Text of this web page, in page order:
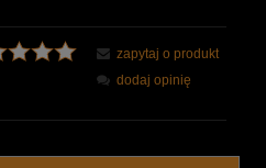
zapytaj o produkt
dodaj opinię